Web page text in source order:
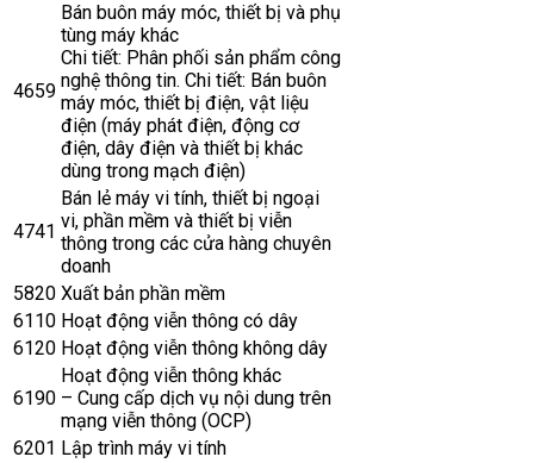
4659
Bán buôn máy móc, thiết bị và phụ
tùng máy khác
Chi tiết: Phân phối sản phẩm công
nghệ thông tin. Chi tiết: Bán buôn
máy móc, thiết bị điện, vật liệu
điện (máy phát điện, động cơ
điện, dây điện và thiết bị khác
dùng trong mạch điện)
4741
Bán lẻ máy vi tính, thiết bị ngoại
vi, phần mềm và thiết bị viễn
thông trong các cửa hàng chuyên
doanh
5820 Xuất bản phần mềm
6110 Hoạt động viễn thông có dây
6120 Hoạt động viễn thông không dây
6190
Hoạt động viễn thông khác
– Cung cấp dịch vụ nội dung trên
mạng viễn thông (OCP)
6201 Lập trình máy vi tính